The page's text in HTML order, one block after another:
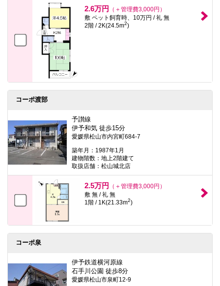
2.6万円
（＋管理費3,000円）
敷 ペット飼育時、10万円 / 礼 無
2階 / 2K(24.5m2)
コーポ渡部
予讃線
伊予和気 徒歩15分
愛媛県松山市内宮町684-7
築年月：1987年1月
建物階数：地上2階建て
取扱店舗：松山城北店
2.5万円
（＋管理費3,000円）
敷 無 / 礼 無
1階 / 1K(21.33m2)
コーポ泉
伊予鉄道横河原線
石手川公園 徒歩8分
愛媛県松山市泉町12-9